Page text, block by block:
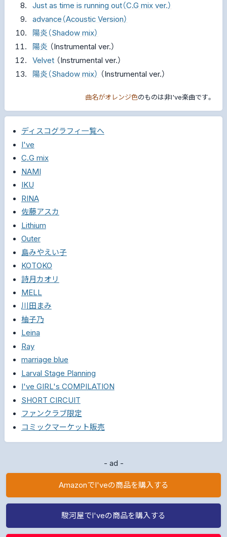
Just as time is running out（C.G mix ver.）
advance（Acoustic Version）
陽炎（Shadow mix）
陽炎 （Instrumental ver.）
Velvet （Instrumental ver.）
陽炎（Shadow mix） （Instrumental ver.）
曲名がオレンジ色のものは非I've楽曲です。
ディスコグラフィ一覧へ
I've
C.G mix
NAMI
IKU
RINA
佐藤アスカ
Lithium
Outer
島みやえい子
KOTOKO
詩月カオリ
MELL
川田まみ
柚子乃
Leina
Ray
marriage blue
Larval Stage Planning
I've GIRL's COMPILATION
SHORT CIRCUIT
ファンクラブ限定
コミックマーケット販売
- ad -
AmazonでI'veの商品を購入する
駿河屋でI'veの商品を購入する